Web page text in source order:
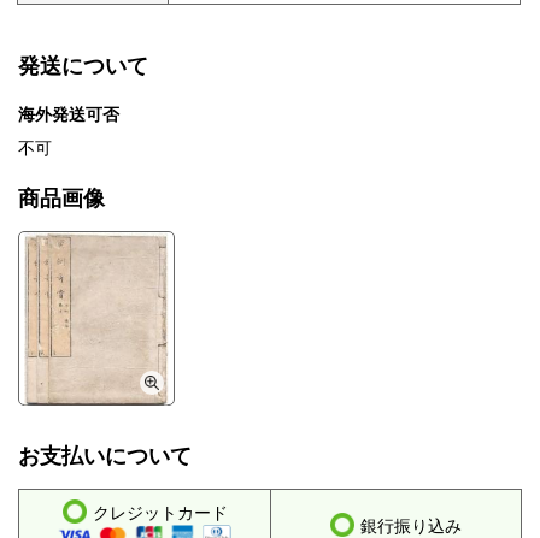
発送について
海外発送可否
不可
商品画像
お支払いについて
クレジットカード
銀行振り込み